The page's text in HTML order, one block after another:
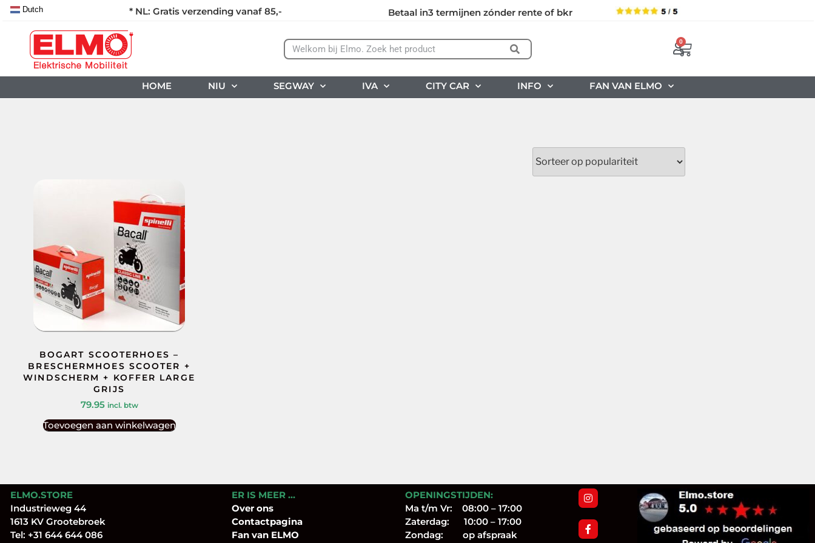
* NL: Gratis verzending vanaf 85,- Betaal in3 termijnen zónder rente of bkr
Dutch
0
HOME NIU SEGWAY IVA CITY CAR INFO FAN VAN ELMO
BOGART SCOOTERHOES –
BRESCHERMHOES SCOOTER +
WINDSCHERM + KOFFER LARGE
GRIJS
79.95 incl. btw
Toevoegen aan winkelwagen
ELMO.STORE
Industrieweg 44
1613 KV Grootebroek
Tel: +31 644 644 086
ER IS MEER …
Over ons
Contactpagina
Fanvan ELMO
OPENINGSTIJDEN:
Ma t/m Vr: 08:00 – 17:00
Zaterdag: 10:00 – 17:00
Zondag: op afspraak